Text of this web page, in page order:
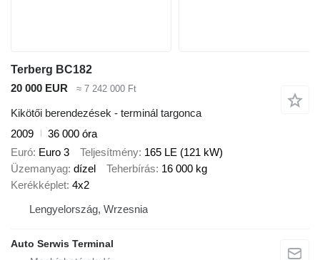
Terberg BC182
20 000 EUR
≈ 7 242 000 Ft
Kikötői berendezések - terminál targonca
2009
36 000 óra
Euró Euro 3 Teljesítmény 165 LE (121 kW)
Üzemanyag dízel Teherbírás 16 000 kg
Kerékképlet 4x2
Lengyelország, Wrzesnia
Auto Serwis Terminal